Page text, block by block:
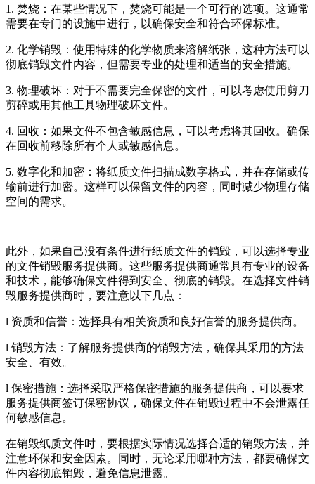
1. 焚烧：在某些情况下，焚烧可能是一个可行的选项。这通常
需要在专门的设施中进行，以确保安全和符合环保标准。
2. 化学销毁：使用特殊的化学物质来溶解纸张，这种方法可以
彻底销毁文件内容，但需要专业的处理和适当的安全措施。
3. 物理破坏：对于不需要完全保密的文件，可以考虑使用剪刀
剪碎或用其他工具物理破坏文件。
4. 回收：如果文件不包含敏感信息，可以考虑将其回收。确保
在回收前移除所有个人或敏感信息。
5. 数字化和加密：将纸质文件扫描成数字格式，并在存储或传
输前进行加密。这样可以保留文件的内容，同时减少物理存储
空间的需求。
此外，如果自己没有条件进行纸质文件的销毁，可以选择专业
的文件销毁服务提供商。这些服务提供商通常具有专业的设备
和技术，能够确保文件得到安全、彻底的销毁。在选择文件销
毁服务提供商时，要注意以下几点：
l 资质和信誉：选择具有相关资质和良好信誉的服务提供商。
l 销毁方法：了解服务提供商的销毁方法，确保其采用的方法
安全、有效。
l 保密措施：选择采取严格保密措施的服务提供商，可以要求
服务提供商签订保密协议，确保文件在销毁过程中不会泄露任
何敏感信息。
在销毁纸质文件时，要根据实际情况选择合适的销毁方法，并
注意环保和安全因素。同时，无论采用哪种方法，都要确保文
件内容彻底销毁，避免信息泄露。